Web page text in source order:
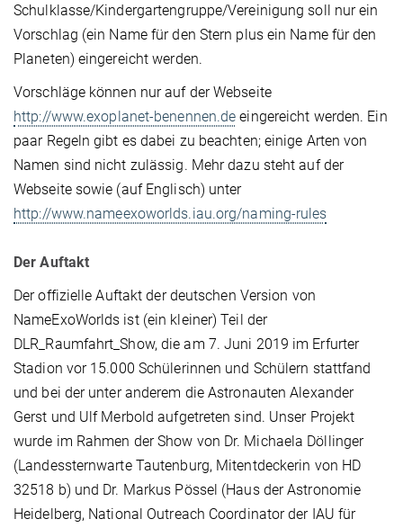
Schulklasse/Kindergartengruppe/Vereinigung soll nur ein
Vorschlag (ein Name für den Stern plus ein Name für den
Planeten) eingereicht werden.
Vorschläge können nur auf der Webseite
http://www.exoplanet-benennen.de eingereicht werden. Ein
paar Regeln gibt es dabei zu beachten; einige Arten von
Namen sind nicht zulässig. Mehr dazu steht auf der
Webseite sowie (auf Englisch) unter
http://www.nameexoworlds.iau.org/naming-rules
Der Auftakt
Der offizielle Auftakt der deutschen Version von
NameExoWorlds ist (ein kleiner) Teil der
DLR_Raumfahrt_Show, die am 7. Juni 2019 im Erfurter
Stadion vor 15.000 Schülerinnen und Schülern stattfand
und bei der unter anderem die Astronauten Alexander
Gerst und Ulf Merbold aufgetreten sind. Unser Projekt
wurde im Rahmen der Show von Dr. Michaela Döllinger
(Landessternwarte Tautenburg, Mitentdeckerin von HD
32518 b) und Dr. Markus Pössel (Haus der Astronomie
Heidelberg, National Outreach Coordinator der IAU für